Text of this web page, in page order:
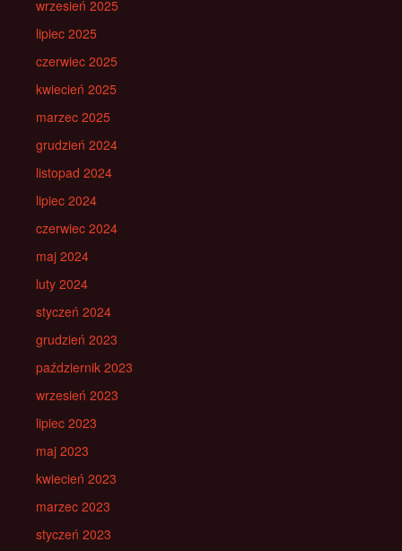
wrzesień 2025
lipiec 2025
czerwiec 2025
kwiecień 2025
marzec 2025
grudzień 2024
listopad 2024
lipiec 2024
czerwiec 2024
maj 2024
luty 2024
styczeń 2024
grudzień 2023
październik 2023
wrzesień 2023
lipiec 2023
maj 2023
kwiecień 2023
marzec 2023
styczeń 2023